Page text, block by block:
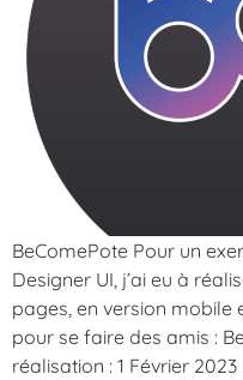
BeComePote Pour un
Designer UI, j’ai eu à
pages, en version mobile
pour se faire des amis :
réalisation : 1 Février